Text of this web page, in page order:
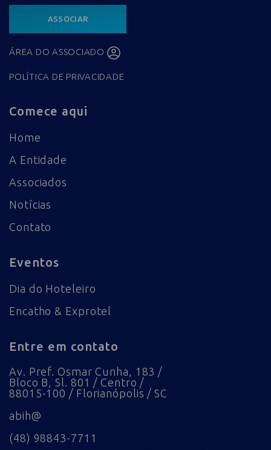
ASSOCIAR
ÁREA DO ASSOCIADO
POLÍTICA DE PRIVACIDADE
Comece aqui
Home
A Entidade
Associados
Notícias
Contato
Eventos
Dia do Hoteleiro
Encatho & Exprotel
Entre em contato
Av. Pref. Osmar Cunha, 183 /
Bloco B, Sl. 801 / Centro /
88015-100 / Florianópolis / SC
abih@
(48) 98843-7711